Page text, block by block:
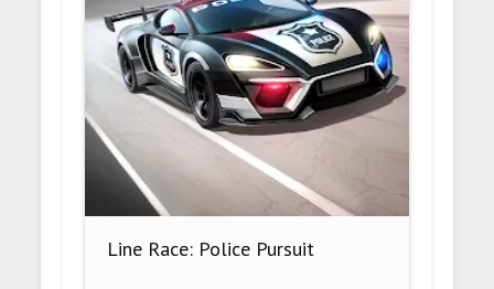
Line Race: Police Pursuit